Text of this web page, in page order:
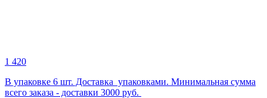
1 420
В упаковке 6 шт. Доставка упаковками. Минимальная сумма
всего заказа - доставки 3000 руб.